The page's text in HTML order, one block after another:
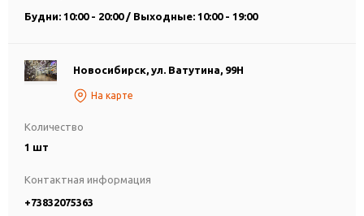
Будни: 10:00 - 20:00 / Выходные: 10:00 - 19:00
Новосибирск, ул. Ватутина, 99Н
На карте
Количество
1 шт
Контактная информация
+73832075363